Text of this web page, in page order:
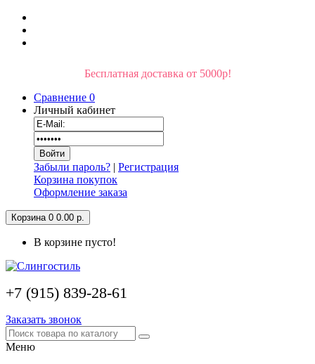
Бесплатная доставка от 5000р!
Сравнение 0
Личный кабинет
Забыли пароль? | Регистрация
Корзина покупок
Оформление заказа
Корзина 0 0.00 р.
В корзине пусто!
+7 (915) 839-28-61
Заказать звонок
Меню